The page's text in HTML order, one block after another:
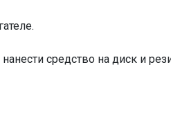
средство на диск и